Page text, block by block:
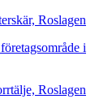
Roslagen
i
Roslagen